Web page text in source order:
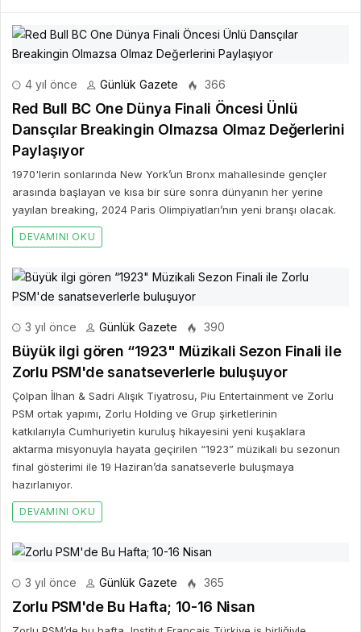
4 yıl önce Günlük Gazete 366
Red Bull BC One Dünya Finali Öncesi Ünlü
Dansçılar Breakingin Olmazsa Olmaz Değerlerini
Paylaşıyor
1970'lerin sonlarında New York’un Bronx mahallesinde gençler
arasında başlayan ve kısa bir süre sonra dünyanın her yerine
yayılan breaking, 2024 Paris Olimpiyatları’nın yeni branşı olacak.
DEVAMINI OKU
3 yıl önce Günlük Gazete 390
Büyük ilgi gören “1923" Müzikali Sezon Finali ile
Zorlu PSM'de sanatseverlerle buluşuyor
Çolpan İlhan & Sadri Alışık Tiyatrosu, Piu Entertainment ve Zorlu
PSM ortak yapımı, Zorlu Holding ve Grup şirketlerinin
katkılarıyla Cumhuriyetin kuruluş hikayesini yeni kuşaklara
aktarma misyonuyla hayata geçirilen “1923” müzikali bu sezonun
final gösterimi ile 19 Haziran’da sanatseverle buluşmaya
hazırlanıyor.
DEVAMINI OKU
3 yıl önce Günlük Gazete 365
Zorlu PSM'de Bu Hafta; 10-16 Nisan